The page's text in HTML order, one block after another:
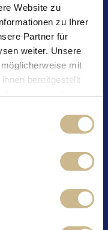
Website zu
zu Ihrer
Partner für
weiter. Unsere
mit
bereitgestellt
steif schlagen.
und Backpulver